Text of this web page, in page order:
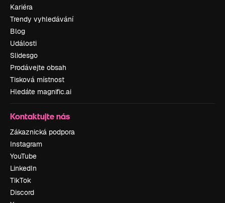
Kariéra
Trendy vyhledávání
Blog
Události
Slidesgo
Prodávejte obsah
Tisková místnost
Hledáte magnific.ai
Kontaktujte nás
Zákaznická podpora
Instagram
YouTube
LinkedIn
TikTok
Discord